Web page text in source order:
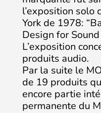
l’exposition solo
York de 1978:
Design for Sound
L’exposition
produits audio.
Par la suite le
de 19 produits
encore partie
permanente du